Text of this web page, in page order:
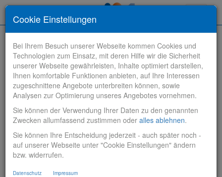
Stelle finden
Vertriebsbank
Produktionsbank
Cookie Einstellungen
Bei Ihrem Besuch unserer Webseite kommen Cookies und
Technologien zum Einsatz, mit deren Hilfe wir die Sicherheit
unserer Webseite gewährleisten, Inhalte optimiert darstellen,
Ihnen komfortable Funktionen anbieten, auf Ihre Interessen
zugeschnittene Angebote unterbreiten können, sowie
Analysen zur Optimierung unseres Angebotes vornehmen.
Sie können der Verwendung Ihrer Daten zu den genannten
Zwecken allumfassend zustimmen oder alles ablehnen.
Sie können Ihre Entscheidung jederzeit - auch später noch -
auf unserer Webseite unter "Cookie Einstellungen" ändern
bzw. widerrufen.
Datenschutz Impressum